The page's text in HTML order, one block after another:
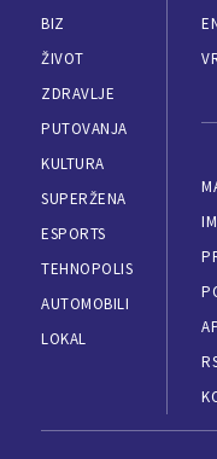
BIZ
ŽIVOT
ZDRAVLJE
PUTOVANJA
KULTURA
SUPERŽENA
ESPORTS
TEHNOPOLIS
AUTOMOBILI
LOKAL